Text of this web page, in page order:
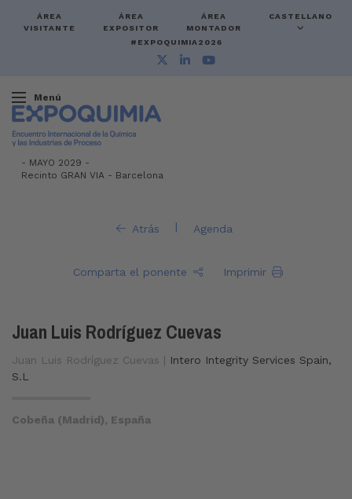
ÁREA
VISITANTE
ÁREA
EXPOSITOR
ÁREA
MONTADOR
CASTELLANO
#EXPOQUIMIA2026
Menú
- MAYO 2029 -
Recinto GRAN VIA - Barcelona
Atrás | Agenda
Comparta el ponente Imprimir
Juan Luis Rodríguez Cuevas
Juan Luis Rodríguez Cuevas | Intero Integrity Services Spain,
S.L
Cobeña (Madrid), España